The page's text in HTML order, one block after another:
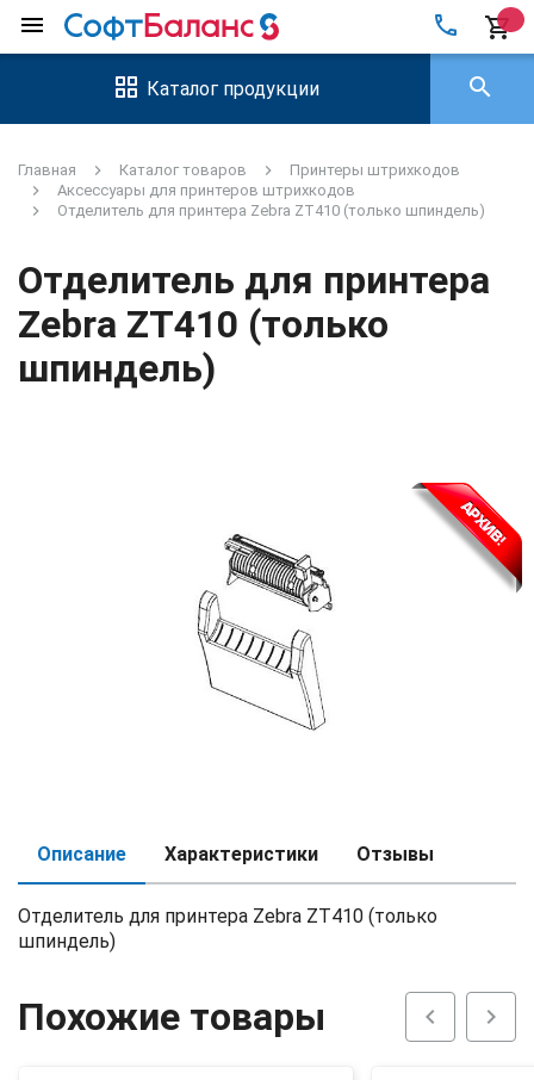
menu local_phone shopping_cart
Каталог продукции search
Главная Каталог товаров
Принтеры штрихкодов
Аксессуары для принтеров штрихкодов
Отделитель для принтера Zebra ZT410 (только шпиндель)
Отделитель для принтера
Zebra ZT410 (только
шпиндель)
Описание Характеристики Отзывы
Отделитель для принтера Zebra ZT410 (только
шпиндель)
Похожие товары chevron_left chevron_right